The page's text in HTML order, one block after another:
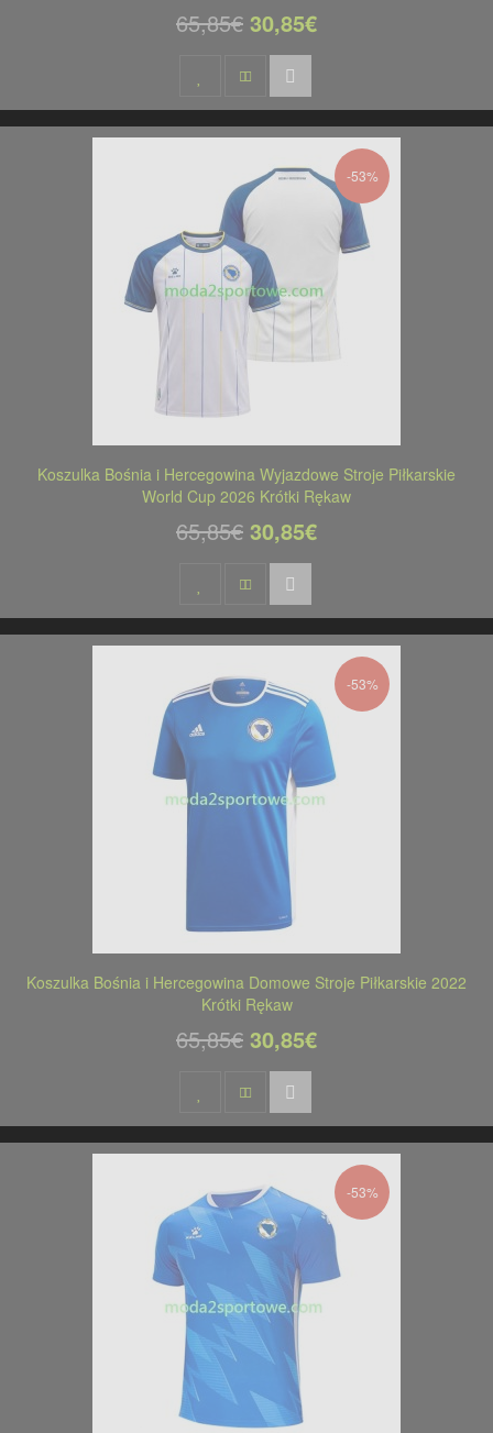
65,85€ 30,85€
-53%
Koszulka Bośnia i Hercegowina Wyjazdowe Stroje Piłkarskie
World Cup 2026 Krótki Rękaw
65,85€ 30,85€
-53%
Koszulka Bośnia i Hercegowina Domowe Stroje Piłkarskie 2022
Krótki Rękaw
65,85€ 30,85€
-53%